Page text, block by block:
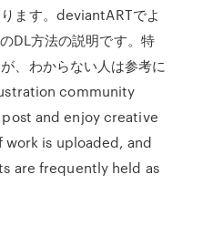
ます。deviantARTでよ
DL方法の説明です。特
、わからない人は参考に
community
and enjoy creative
is uploaded, and
are frequently held as